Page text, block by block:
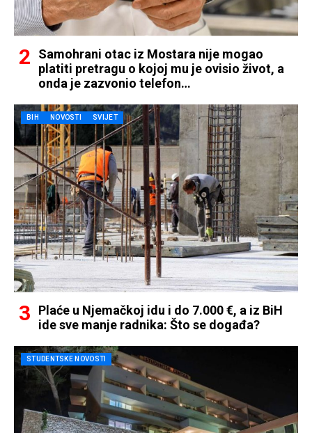
Samohrani otac iz Mostara nije mogao
platiti pretragu o kojoj mu je ovisio život, a
onda je zazvonio telefon…
BIH NOVOSTI SVIJET
Plaće u Njemačkoj idu i do 7.000 €, a iz BiH
ide sve manje radnika: Što se događa?
STUDENTSKE NOVOSTI